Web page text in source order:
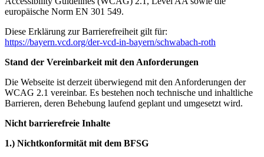
europäische Norm EN 301 549.
Diese Erklärung zur Barrierefreiheit gilt für:
https://bayern.vcd.org/der-vcd-in-bayern/schwabach-roth
Stand der Vereinbarkeit mit den Anforderungen
Die Webseite ist derzeit überwiegend mit den Anforderungen der
WCAG 2.1 vereinbar. Es bestehen noch technische und inhaltliche
Barrieren, deren Behebung laufend geplant und umgesetzt wird.
Nicht barrierefreie Inhalte
1.) Nichtkonformität mit dem BFSG